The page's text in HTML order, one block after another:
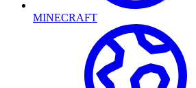
MINECRAFT